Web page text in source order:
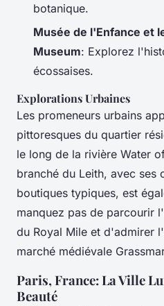
botanique.
Musée de l'Enfance et
Museum: Explorez
écossaises.
Explorations Urbaines
Les promeneurs urbains
pittoresques du quartier
le long de la rivière Water
branché du Leith, avec ses
boutiques typiques, est
manquez pas de parcourir
du Royal Mile et d'admirer
marché médiévale
Paris, France: La Ville
Beauté